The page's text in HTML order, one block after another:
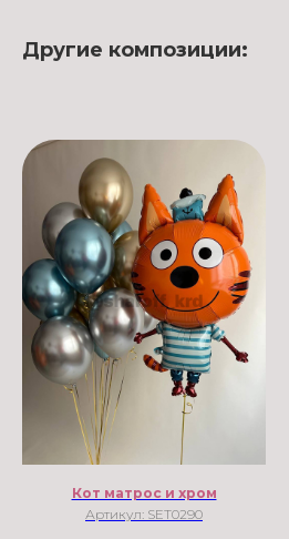
Другие композиции:
Кот матрос и хром
Артикул: SET0290